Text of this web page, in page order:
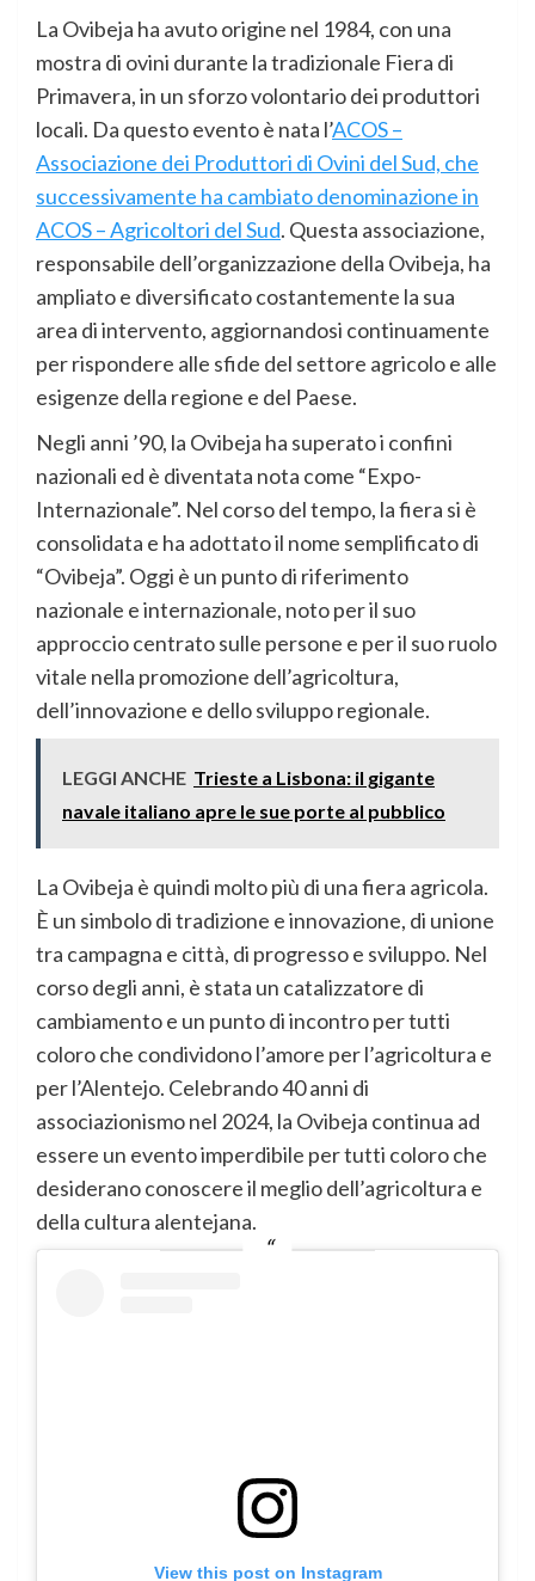
La Ovibeja ha avuto origine nel 1984, con una
mostra di ovini durante la tradizionale Fiera di
Primavera, in un sforzo volontario dei produttori
locali. Da questo evento è nata l’ACOS –
Associazione dei Produttori di Ovini del Sud, che
successivamente ha cambiato denominazione in
ACOS – Agricoltori del Sud. Questa associazione,
responsabile dell’organizzazione della Ovibeja, ha
ampliato e diversificato costantemente la sua
area di intervento, aggiornandosi continuamente
per rispondere alle sfide del settore agricolo e alle
esigenze della regione e del Paese.
Negli anni ’90, la Ovibeja ha superato i confini
nazionali ed è diventata nota come “Expo-
Internazionale”. Nel corso del tempo, la fiera si è
consolidata e ha adottato il nome semplificato di
“Ovibeja”. Oggi è un punto di riferimento
nazionale e internazionale, noto per il suo
approccio centrato sulle persone e per il suo ruolo
vitale nella promozione dell’agricoltura,
dell’innovazione e dello sviluppo regionale.
LEGGI ANCHE Trieste a Lisbona: il gigante
navale italiano apre le sue porte al pubblico
La Ovibeja è quindi molto più di una fiera agricola.
È un simbolo di tradizione e innovazione, di unione
tra campagna e città, di progresso e sviluppo. Nel
corso degli anni, è stata un catalizzatore di
cambiamento e un punto di incontro per tutti
coloro che condividono l’amore per l’agricoltura e
per l’Alentejo. Celebrando 40 anni di
associazionismo nel 2024, la Ovibeja continua ad
essere un evento imperdibile per tutti coloro che
desiderano conoscere il meglio dell’agricoltura e
della cultura alentejana.
View this post on Instagram